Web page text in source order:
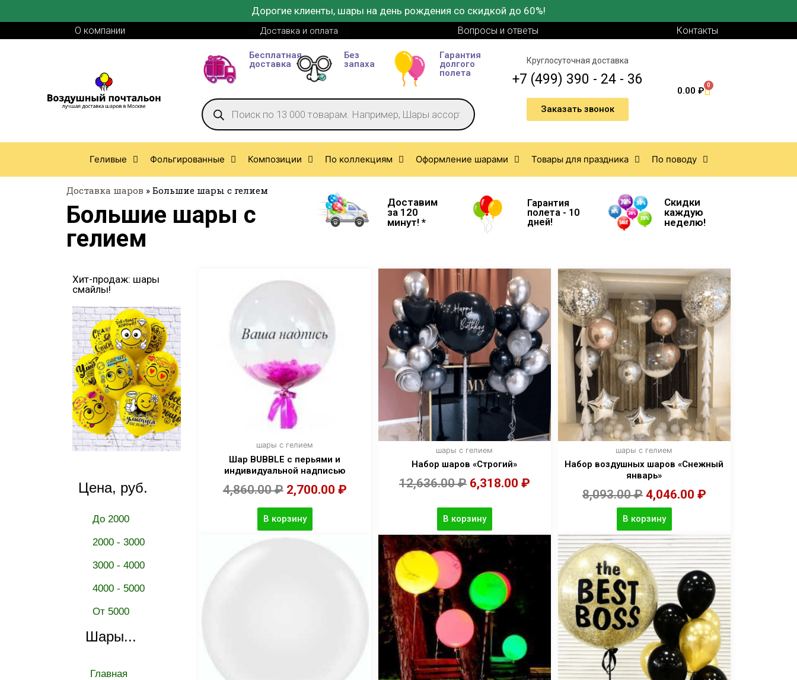
Дорогие клиенты, шары на день рождения со скидкой до 60%!
О компании Доставка и оплата Вопросы и ответы Контакты
Бесплатная
доставка
Без
запаха
Гарантия
долгого
полета
Круглосуточная доставка
+7 (499) 390 - 24 - 36
Заказать звонок
0.00₽ 0
Геливые Фольгированные Композиции По коллекциям Оформление шарами Товары для праздника По поводу
Доставка шаров » Большие шары с гелием
Большие шары с
гелием
Доставим
за 120
минут! *
Гарантия
полета - 10
дней!
Скидки
каждую
неделю!
Хит-продаж: шары
смайлы!
Цена, руб.
До 2000
2000 - 3000
3000 - 4000
4000 - 5000
От 5000
Шары...
Главная
шары с гелием
Шар BUBBLE с перьями и
индивидуальной надписью
4,860.00₽ 2,700.00 ₽
В корзину
шары с гелием
Набор шаров «Строгий»
12,636.00₽ 6,318.00 ₽
В корзину
шары с гелием
Набор воздушных шаров «Снежный
январь»
8,093.00₽ 4,046.00 ₽
В корзину